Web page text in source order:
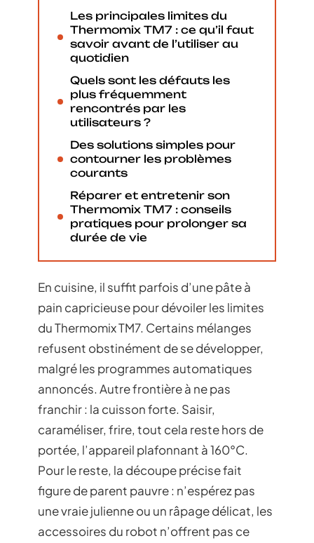
Les principales limites du
Thermomix TM7 : ce qu’il faut
savoir avant de l’utiliser au
quotidien
Quels sont les défauts les
plus fréquemment
rencontrés par les
utilisateurs ?
Des solutions simples pour
contourner les problèmes
courants
Réparer et entretenir son
Thermomix TM7 : conseils
pratiques pour prolonger sa
durée de vie
En cuisine, il suffit parfois d’une pâte à
pain capricieuse pour dévoiler les limites
du Thermomix TM7. Certains mélanges
refusent obstinément de se développer,
malgré les programmes automatiques
annoncés. Autre frontière à ne pas
franchir : la cuisson forte. Saisir,
caraméliser, frire, tout cela reste hors de
portée, l’appareil plafonnant à 160°C.
Pour le reste, la découpe précise fait
figure de parent pauvre : n’espérez pas
une vraie julienne ou un râpage délicat, les
accessoires du robot n’offrent pas ce